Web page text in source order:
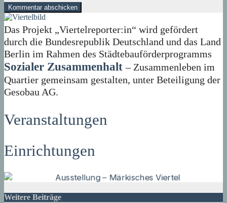
Das Projekt „Viertelreporter:in“ wird gefördert
durch die Bundesrepublik Deutschland und das Land
Berlin im Rahmen des Städtebauförderprogramms
Sozialer Zusammenhalt – Zusammenleben im
Quartier gemeinsam gestalten, unter Beteiligung der
Gesobau AG.
Veranstaltungen
Einrichtungen
Weitere Beiträge